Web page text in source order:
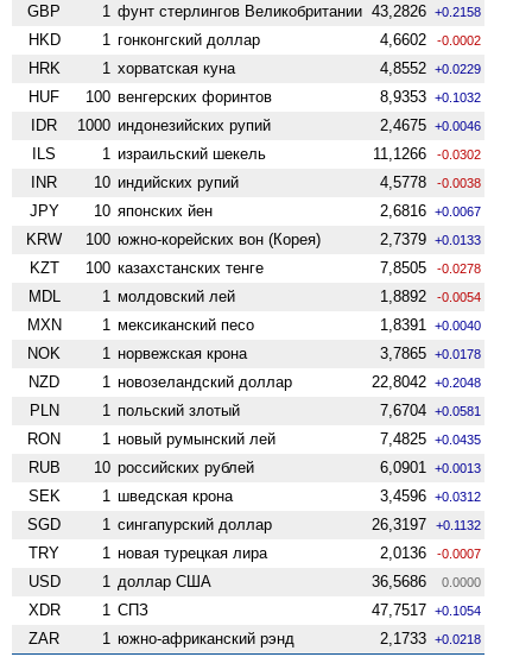
GBP 1 фунт стерлингов Велико­британии 43,2826 +0.2158
HKD 1 гонконгский доллар 4,6602 -0.0002
HRK 1 хорватская куна 4,8552 +0.0229
HUF 100 венгерских форинтов 8,9353 +0.1032
IDR 1000 индонезийских рупий 2,4675 +0.0046
ILS 1 израильский шекель 11,1266 -0.0302
INR 10 индийских рупий 4,5778 -0.0038
JPY 10 японских йен 2,6816 +0.0067
KRW 100 южно-корейских вон (Корея) 2,7379 +0.0133
KZT 100 казахстанских тенге 7,8505 -0.0278
MDL 1 молдовский лей 1,8892 -0.0054
MXN 1 мексиканский песо 1,8391 +0.0040
NOK 1 норвежская крона 3,7865 +0.0178
NZD 1 ново­зеландский доллар 22,8042 +0.2048
PLN 1 польский злотый 7,6704 +0.0581
RON 1 новый румынский лей 7,4825 +0.0435
RUB 10 российских рублей 6,0901 +0.0013
SEK 1 шведская крона 3,4596 +0.0312
SGD 1 сингапурский доллар 26,3197 +0.1132
TRY 1 новая турецкая лира 2,0136 -0.0007
USD 1 доллар США 36,5686 0.0000
XDR 1 СПЗ 47,7517 +0.1054
ZAR 1 южно-африканский рэнд 2,1733 +0.0218